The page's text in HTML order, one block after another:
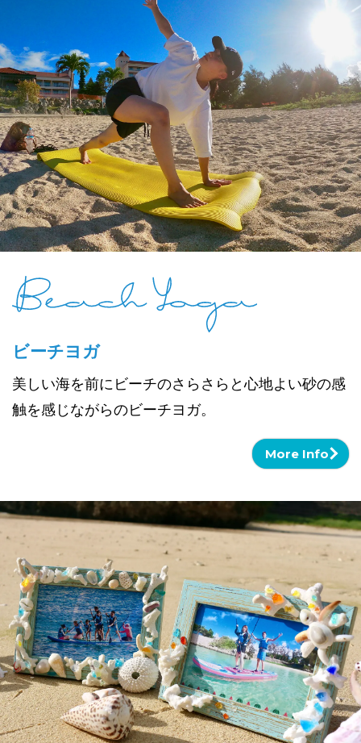
ビーチヨガ
美しい海を前にビーチのさらさらと心地よい砂の感
触を感じながらのビーチヨガ。
More Info